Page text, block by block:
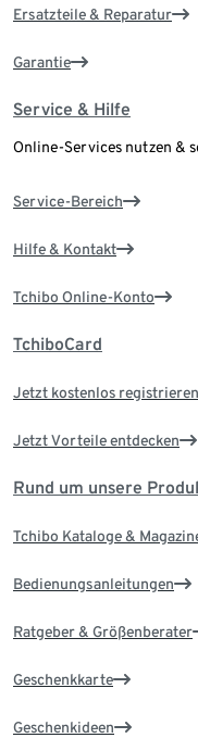
Ersatzteile & Reparatur
Garantie
Service & Hilfe
Online-Services nutzen &
Service-Bereich
Hilfe & Kontakt
Tchibo Online-Konto
TchiboCard
Jetzt kostenlos registrieren
Jetzt Vorteile entdecken
Rund um unsere
Tchibo Kataloge &
Bedienungsanleitungen
Ratgeber & Größenberater
Geschenkkarte
Geschenkideen